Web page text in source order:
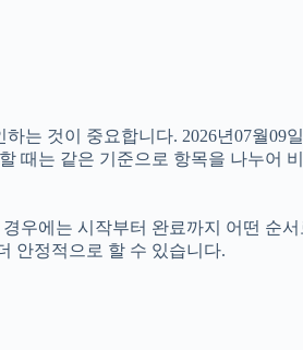
는 것이 중요합니다. 2026년07월09
때는 같은 기준으로 항목을 나누어
에는 시작부터 완료까지 어떤 순
안정적으로 할 수 있습니다.